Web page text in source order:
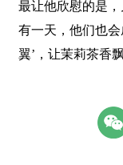
最让他欣慰的是
有一天，他们也
翼’，让茉莉茶香